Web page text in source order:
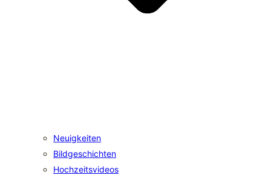
Neuigkeiten
Bildgeschichten
Hochzeitsvideos